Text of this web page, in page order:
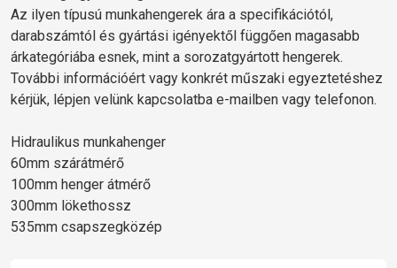
Az ilyen típusú munkahengerek ára a specifikációtól,
darabszámtól és gyártási igényektől függően magasabb
árkategóriába esnek, mint a sorozatgyártott hengerek.
További információért vagy konkrét műszaki egyeztetéshez
kérjük, lépjen velünk kapcsolatba e-mailben vagy telefonon.
Hidraulikus munkahenger
60mm szárátmérő
100mm henger átmérő
300mm lökethossz
535mm csapszegközép